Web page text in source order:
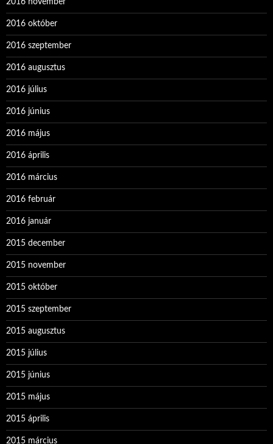
2016 október
2016 szeptember
2016 augusztus
2016 július
2016 június
2016 május
2016 április
2016 március
2016 február
2016 január
2015 december
2015 november
2015 október
2015 szeptember
2015 augusztus
2015 július
2015 június
2015 május
2015 április
2015 március